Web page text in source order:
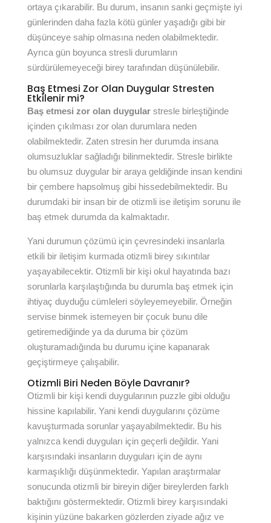
ortaya çıkarabilir. Bu durum, insanın sanki geçmişte iyi
günlerinden daha fazla kötü günler yaşadığı gibi bir
düşünceye sahip olmasına neden olabilmektedir.
Ayrıca gün boyunca stresli durumların
sürdürülemeyeceği birey tarafından düşünülebilir.
Baş Etmesi Zor Olan Duygular Stresten
Etkilenir mi?
Baş etmesi zor olan duygularstresle birleştiğinde
içinden çıkılması zor olan durumlara neden
olabilmektedir. Zaten stresin her durumda insana
olumsuzluklar sağladığı bilinmektedir. Stresle birlikte
bu olumsuz duygular bir araya geldiğinde insan kendini
bir çembere hapsolmuş gibi hissedebilmektedir. Bu
durumdaki bir insan bir de otizmli ise iletişim sorunu ile
baş etmek durumda da kalmaktadır.
Yani durumun çözümü için çevresindeki insanlarla
etkili bir iletişim kurmada otizmli birey sıkıntılar
yaşayabilecektir. Otizmli bir kişi okul hayatında bazı
sorunlarla karşılaştığında bu durumla baş etmek için
ihtiyaç duyduğu cümleleri söyleyemeyebilir. Örneğin
servise binmek istemeyen bir çocuk bunu dile
getiremediğinde ya da duruma bir çözüm
oluşturamadığında bu durumu içine kapanarak
geçiştirmeye çalışabilir.
Otizmli Biri Neden Böyle Davranır?
Otizmli bir kişi kendi duygularının puzzle gibi olduğu
hissine kapılabilir. Yani kendi duygularını çözüme
kavuşturmada sorunlar yaşayabilmektedir. Bu his
yalnızca kendi duyguları için geçerli değildir. Yani
karşısındaki insanların duyguları için de aynı
karmaşıklığı düşünmektedir. Yapılan araştırmalar
sonucunda otizmli bir bireyin diğer bireylerden farklı
baktığını göstermektedir. Otizmli birey karşısındaki
kişinin yüzüne bakarken gözlerden ziyade ağız ve